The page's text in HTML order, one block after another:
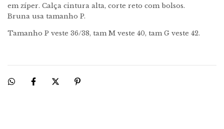
em zíper. Calça cintura alta, corte reto com bolsos.
Bruna usa tamanho P.
Tamanho P veste 36/38, tam M veste 40, tam G veste 42.